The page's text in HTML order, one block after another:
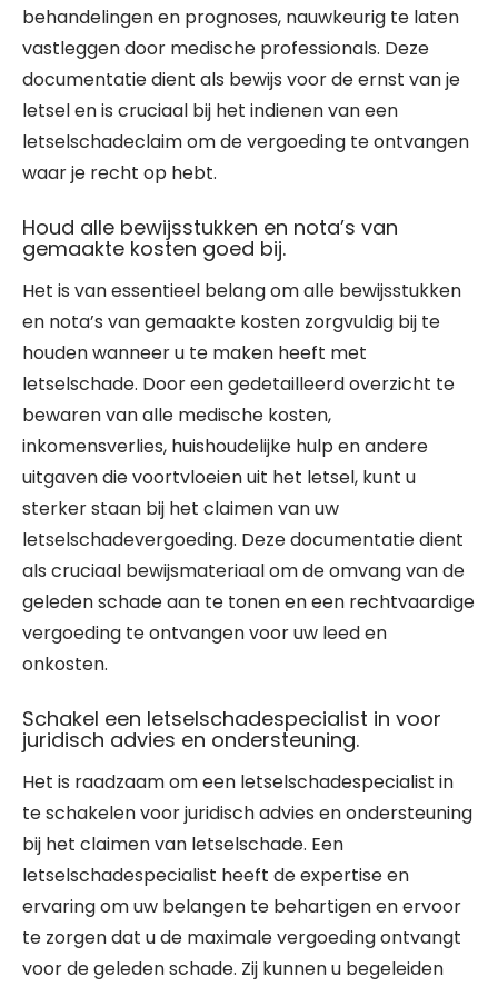
behandelingen en prognoses, nauwkeurig te laten
vastleggen door medische professionals. Deze
documentatie dient als bewijs voor de ernst van je
letsel en is cruciaal bij het indienen van een
letselschadeclaim om de vergoeding te ontvangen
waar je recht op hebt.
Houd alle bewijsstukken en nota’s van
gemaakte kosten goed bij.
Het is van essentieel belang om alle bewijsstukken
en nota’s van gemaakte kosten zorgvuldig bij te
houden wanneer u te maken heeft met
letselschade. Door een gedetailleerd overzicht te
bewaren van alle medische kosten,
inkomensverlies, huishoudelijke hulp en andere
uitgaven die voortvloeien uit het letsel, kunt u
sterker staan bij het claimen van uw
letselschadevergoeding. Deze documentatie dient
als cruciaal bewijsmateriaal om de omvang van de
geleden schade aan te tonen en een rechtvaardige
vergoeding te ontvangen voor uw leed en
onkosten.
Schakel een letselschadespecialist in voor
juridisch advies en ondersteuning.
Het is raadzaam om een letselschadespecialist in
te schakelen voor juridisch advies en ondersteuning
bij het claimen van letselschade. Een
letselschadespecialist heeft de expertise en
ervaring om uw belangen te behartigen en ervoor
te zorgen dat u de maximale vergoeding ontvangt
voor de geleden schade. Zij kunnen u begeleiden